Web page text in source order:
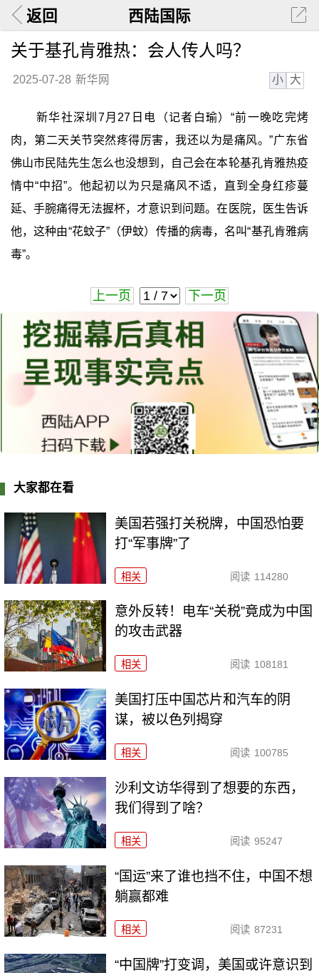
返回 西陆国际
关于基孔肯雅热：会人传人吗？
2025-07-28 新华网 小 大
新华社深圳7月27日电（记者白瑜）“前一晚吃完烤
肉，第二天关节突然疼得厉害，我还以为是痛风。”广东省
佛山市民陆先生怎么也没想到，自己会在本轮基孔肯雅热疫
情中“中招”。他起初以为只是痛风不适，直到全身红疹蔓
延、手腕痛得无法握杯，才意识到问题。在医院，医生告诉
他，这种由“花蚊子”（伊蚊）传播的病毒，名叫“基孔肯雅病
毒”。
上一页 下一页
大家都在看
美国若强打关税牌，中国恐怕要
打“军事牌”了
相关 阅读 114280
意外反转！电车“关税”竟成为中国
的攻击武器
相关 阅读 108181
美国打压中国芯片和汽车的阴
谋，被以色列揭穿
相关 阅读 100785
沙利文访华得到了想要的东西，
我们得到了啥？
相关 阅读 95247
“国运”来了谁也挡不住，中国不想
躺赢都难
相关 阅读 87231
“中国牌”打变调，美国或许意识到